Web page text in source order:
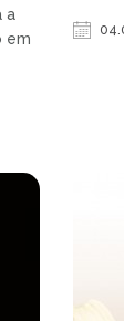
a
em